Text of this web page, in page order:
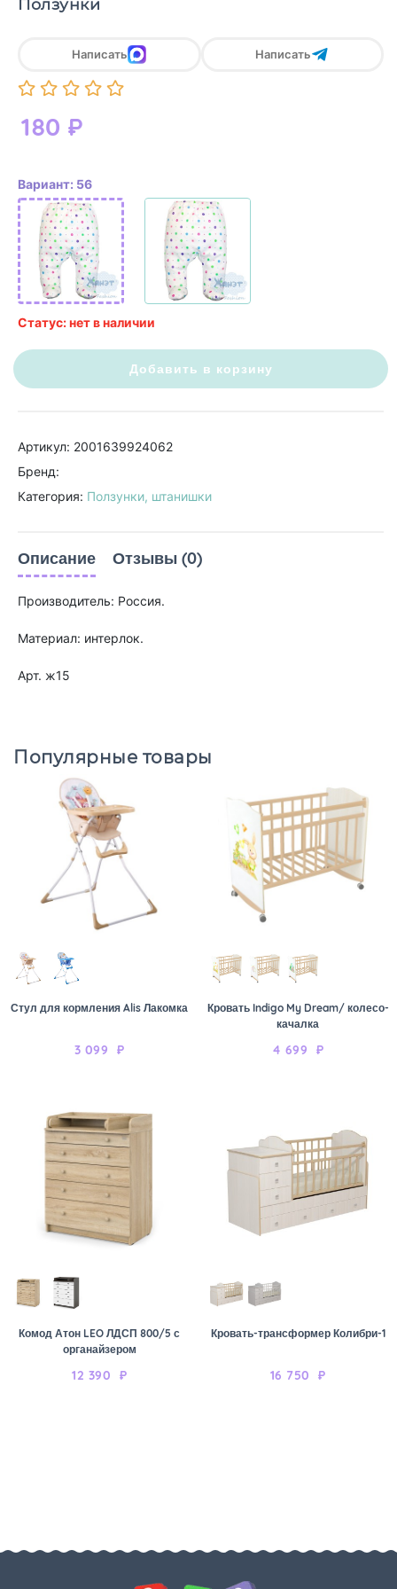
Ползунки
180 ₽
Написать Написать
Вариант: 56
Статус: нет в наличии
Добавить в корзину
Артикул: 2001639924062
Бренд:
Категория: Ползунки, штанишки
Описание Отзывы (0)
Производитель: Россия.
Материал: интерлок.
Арт. ж15
Популярные товары
Стул для кормления Alis Лакомка
3 099 ₽
Кровать Indigo My Dream/ колесо-
качалка
4 699 ₽
Комод Атон LEO ЛДСП 800/5 с
органайзером
12 390 ₽
Кровать-трансформер Колибри-1
16 750 ₽